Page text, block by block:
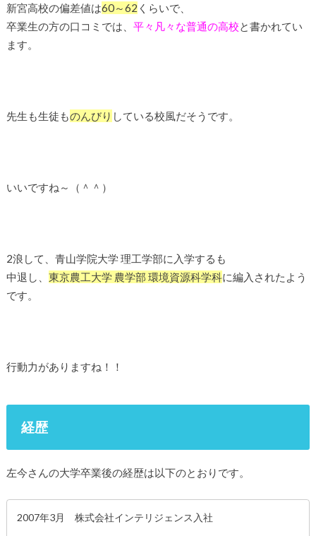
新宮高校の偏差値は60～62 くらいで、
卒業生の方の口コミでは、 平々凡々な普通の高校と書かれてい
ます。
先生も生徒ものんびり している校風だそうです。
いいですね～（＾＾）
2浪して、青山学院大学 理工学部に入学するも
中退し、 東京農工大学 農学部 環境資源科学科に編入されたよう
です。
行動力がありますね！！
経歴
左今さんの大学卒業後の経歴は以下のとおりです。
2007年3月 株式会社インテリジェンス入社